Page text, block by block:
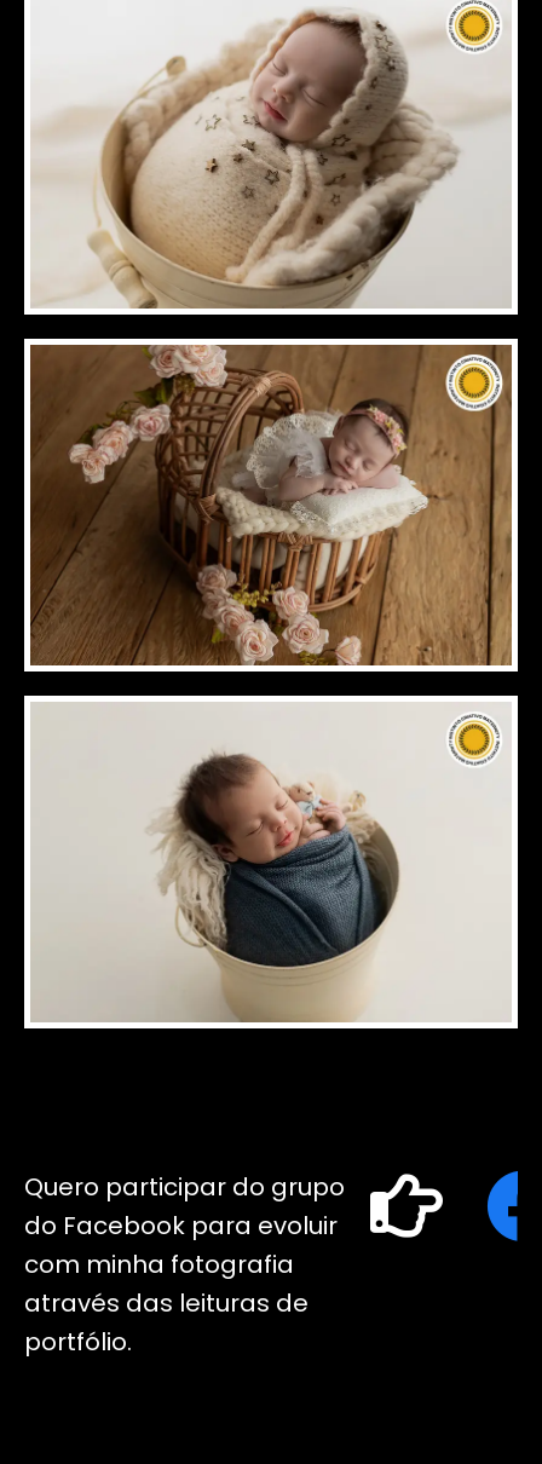
Quero participar do grupo
do Facebook para evoluir
com minha fotografia
através das leituras de
portfólio.